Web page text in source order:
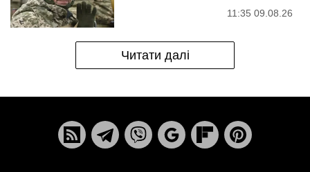
11:35 09.08.26
Читати далі